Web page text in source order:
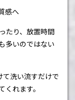
感へ
たり、放置時間
多いのではない
て洗い流すだけで
れます。